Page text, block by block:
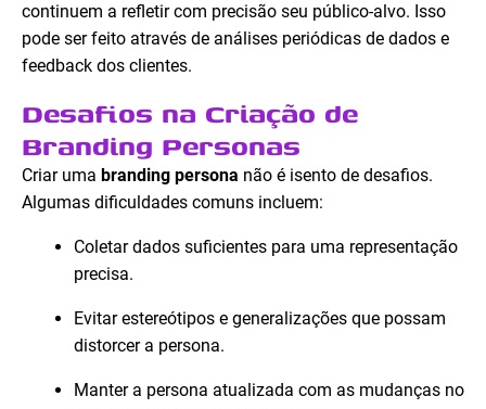
continuem a refletir com precisão seu público-alvo. Isso
pode ser feito através de análises periódicas de dados e
feedback dos clientes.
Desafios na Criação de
Branding Personas
Criar uma branding persona não é isento de desafios.
Algumas dificuldades comuns incluem:
Coletar dados suficientes para uma representação
precisa.
Evitar estereótipos e generalizações que possam
distorcer a persona.
Manter a persona atualizada com as mudanças no